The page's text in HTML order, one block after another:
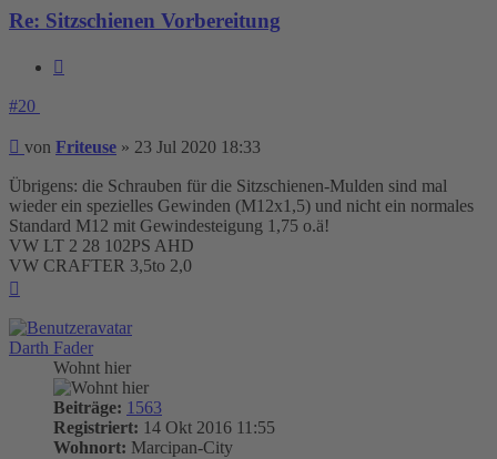
Re: Sitzschienen Vorbereitung
#20
Beitrag
von Friteuse » 23 Jul 2020 18:33
Übrigens: die Schrauben für die Sitzschienen-Mulden sind mal
wieder ein spezielles Gewinden (M12x1,5) und nicht ein normales
Standard M12 mit Gewindesteigung 1,75 o.ä!
VW LT 2 28 102PS AHD
VW CRAFTER 3,5to 2,0
Darth Fader
Wohnt hier
Beiträge: 1563
Registriert: 14 Okt 2016 11:55
Wohnort: Marcipan-City